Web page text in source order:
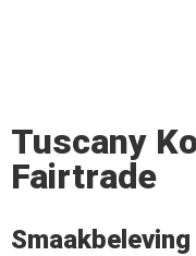
Tuscany
Fairtrade
Smaakbeleving